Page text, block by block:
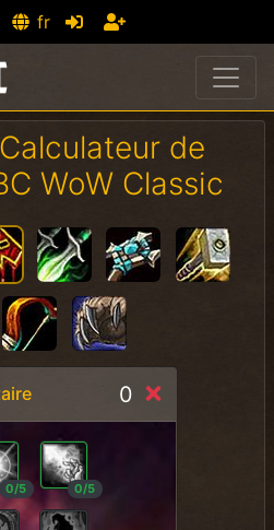
fr
de
WoW Classic
0
0/5 0/5